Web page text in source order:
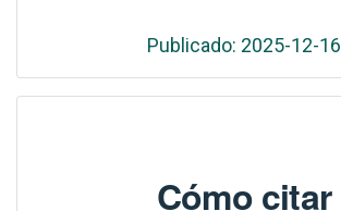
Publicado: 2025-12-16
Cómo citar